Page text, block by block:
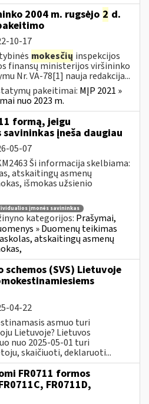
2004 m. rugsėjo 2 d.
10-17
mokesčių inspekcijos
finansų ministerijos viršininko
Nr. VA-78[1] nauja redakcija...
pakeitimai: MĮP 2021 »
nuo 2023 m.
formą, jeigu
įneša daugiau
05-07
Ši informacija skelbiama:
atskaitingų asmenų
išmokas užsienio
įmonės savininkas
kategorijos: Prašymai,
» Duomenų teikimas
atskaitingų asmenų
(SVS) Lietuvoje
04-22
asmuo turi
Lietuvoje? Lietuvos
nuo 2025-05-01 turi
skaičiuoti, deklaruoti...
FR0711 formos
FR0711D,